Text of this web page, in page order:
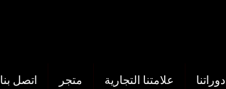
دوراتنا علامتنا التجارية متجر اتصل بنا